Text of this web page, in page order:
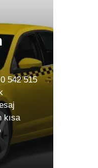
542 515
kısa